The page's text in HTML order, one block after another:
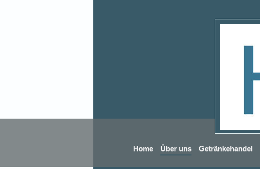
Home Über uns Getränkehandel